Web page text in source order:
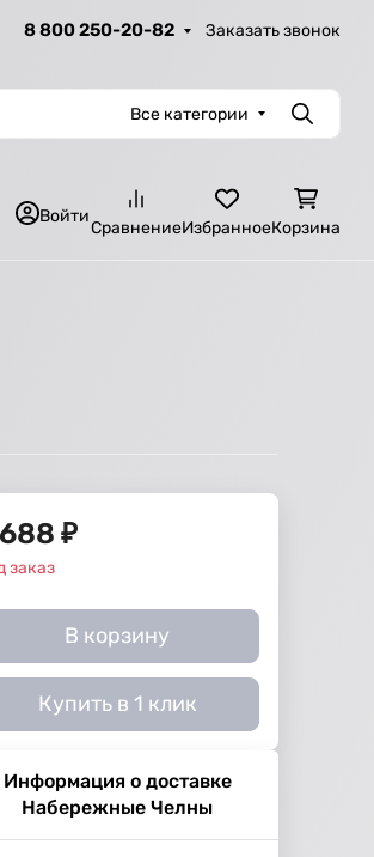
8 800 250-20-82 Заказать звонок
Все категории Поиск
Войти
СравнениеИзбранноеКорзина
₽
заказ
В корзину
Купить в 1 клик
Информация о доставке
Набережные Челны